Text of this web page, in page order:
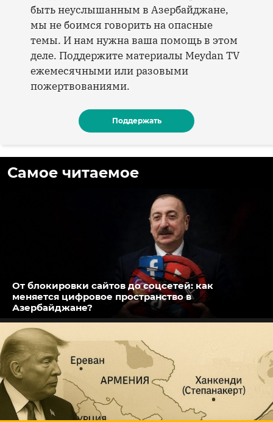
быть неуслышанным в Азербайджане,
мы не боимся говорить на опасные
темы. И нам нужна ваша помощь в этом
деле. Поддержите материалы Meydan TV
ежемесячными или разовыми
пожертвованиями.
Поддержать
Самое читаемое
От блокировки сайтов до соцсетей: как
меняется цифровое пространство в
Азербайджане?